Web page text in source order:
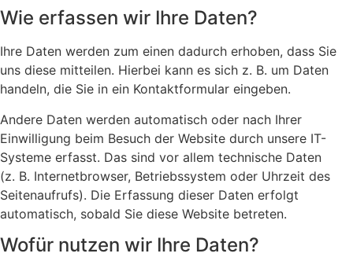
Wie erfassen wir Ihre Daten?
Ihre Daten werden zum einen dadurch erhoben, dass Sie
uns diese mitteilen. Hierbei kann es sich z. B. um Daten
handeln, die Sie in ein Kontaktformular eingeben.
Andere Daten werden automatisch oder nach Ihrer
Einwilligung beim Besuch der Website durch unsere IT-
Systeme erfasst. Das sind vor allem technische Daten
(z. B. Internetbrowser, Betriebssystem oder Uhrzeit des
Seitenaufrufs). Die Erfassung dieser Daten erfolgt
automatisch, sobald Sie diese Website betreten.
Wofür nutzen wir Ihre Daten?